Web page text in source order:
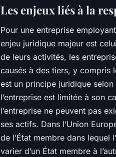
Les enjeux liés à la
Pour une entreprise
enjeu juridique majeur est
de leurs activités, les
causés à des tiers, y compris
est un principe juridique
l’entreprise est limitée à son
l’entreprise ne peuvent pas
ses actifs. Dans l’Union
de l’État membre dans lequel
varier d’un État membre à